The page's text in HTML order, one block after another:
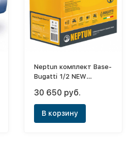
Neptun комплект Base-
Bugatti 1/2 NEW
пров.3шт+кран с
эл.привод.220В.2шт)
30 650 руб.
В корзину